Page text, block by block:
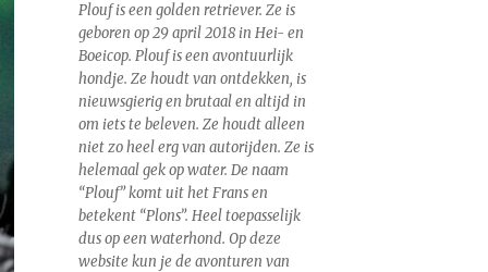
Plouf is een golden retriever. Ze is
geboren op 29 april 2018 in Hei- en
Boeicop. Plouf is een avontuurlijk
hondje. Ze houdt van ontdekken, is
nieuwsgierig en brutaal en altijd in
om iets te beleven. Ze houdt alleen
niet zo heel erg van autorijden. Ze is
helemaal gek op water. De naam
“Plouf” komt uit het Frans en
betekent “Plons”. Heel toepasselijk
dus op een waterhond. Op deze
website kun je de avonturen van